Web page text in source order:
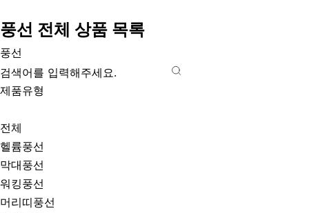
풍선 전체 상품 목록
풍선
제품유형
전체
헬륨풍선
막대풍선
워킹풍선
머리띠풍선